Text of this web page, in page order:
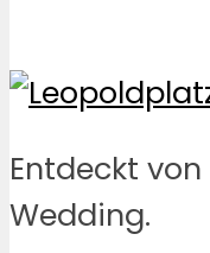
Entdeckt
Wedding.